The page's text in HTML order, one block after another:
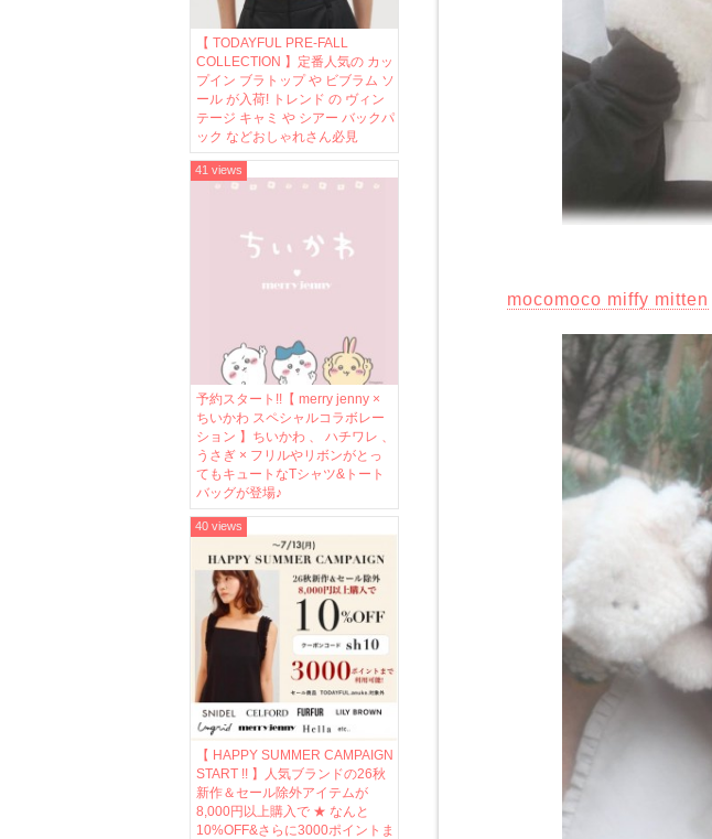
【 TODAYFUL PRE-FALL
COLLECTION 】定番人気の カッ
プイン ブラトップ や ビブラム ソ
ール が入荷! トレンド の ヴィン
テージ キャミ や シアー バックパ
ック などおしゃれさん必見
予約スタート!!【 merry jenny ×
ちいかわ スペシャルコラボレー
ション 】ちいかわ 、 ハチワレ 、
うさぎ × フリルやリボンがとっ
てもキュートなTシャツ&トート
バッグが登場♪
41 views
【 HAPPY SUMMER CAMPAIGN
START !! 】人気ブランドの26秋
新作＆セール除外アイテムが
8,000円以上購入で ★ なんと
10%OFF&さらに3000ポイントま
40 views
mocomoco miffy mitten